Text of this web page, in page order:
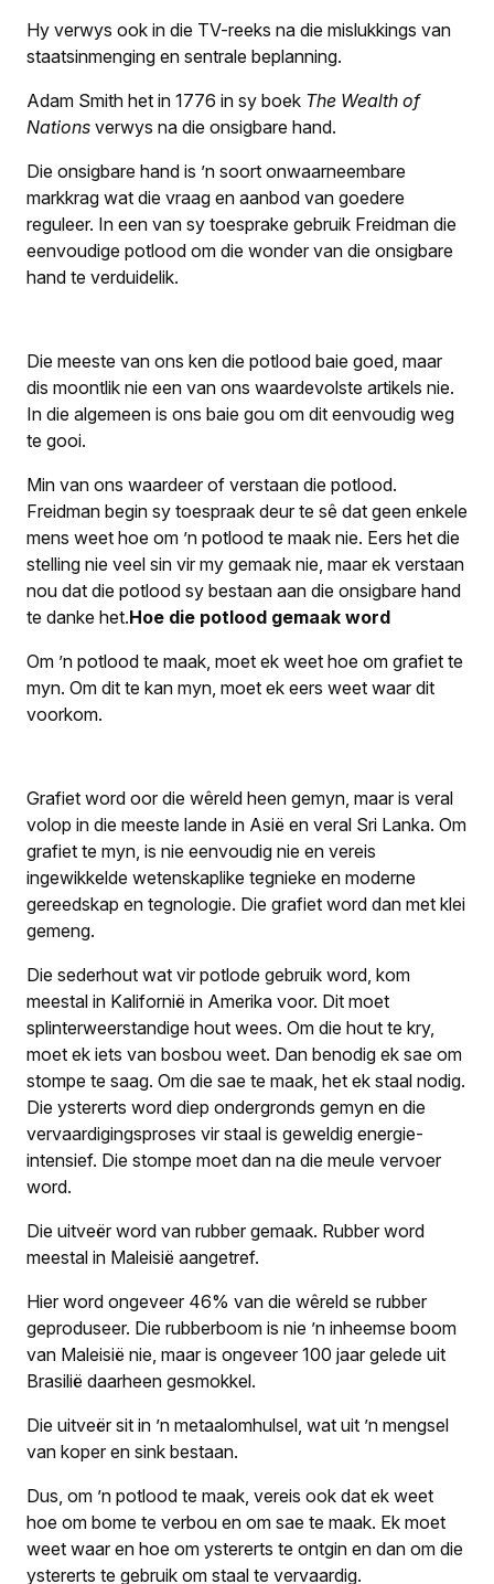
Hy verwys ook in die TV-reeks na die mislukkings van
staatsinmenging en sentrale beplanning.
Adam Smith het in 1776 in sy boek The Wealth of
Nations verwys na die onsigbare hand.
Die onsigbare hand is ’n soort onwaarneembare
markkrag wat die vraag en aanbod van goedere
reguleer. In een van sy toesprake gebruik Freidman die
eenvoudige potlood om die wonder van die onsigbare
hand te verduidelik.
Die meeste van ons ken die potlood baie goed, maar
dis moontlik nie een van ons waardevolste artikels nie.
In die algemeen is ons baie gou om dit eenvoudig weg
te gooi.
Min van ons waardeer of verstaan die potlood.
Freidman begin sy toespraak deur te sê dat geen enkele
mens weet hoe om ’n potlood te maak nie. Eers het die
stelling nie veel sin vir my gemaak nie, maar ek verstaan
nou dat die potlood sy bestaan aan die onsigbare hand
te danke het.Hoe die potlood gemaak word
Om ’n potlood te maak, moet ek weet hoe om grafiet te
myn. Om dit te kan myn, moet ek eers weet waar dit
voorkom.
Grafiet word oor die wêreld heen gemyn, maar is veral
volop in die meeste lande in Asië en veral Sri Lanka. Om
grafiet te myn, is nie eenvoudig nie en vereis
ingewikkelde wetenskaplike tegnieke en moderne
gereedskap en tegnologie. Die grafiet word dan met klei
gemeng.
Die sederhout wat vir potlode gebruik word, kom
meestal in Kalifornië in Amerika voor. Dit moet
splinterweerstandige hout wees. Om die hout te kry,
moet ek iets van bosbou weet. Dan benodig ek sae om
stompe te saag. Om die sae te maak, het ek staal nodig.
Die ystererts word diep ondergronds gemyn en die
vervaardigingsproses vir staal is geweldig energie-
intensief. Die stompe moet dan na die meule vervoer
word.
Die uitveër word van rubber gemaak. Rubber word
meestal in Maleisië aangetref.
Hier word ongeveer 46% van die wêreld se rubber
geproduseer. Die rubberboom is nie ’n inheemse boom
van Maleisië nie, maar is ongeveer 100 jaar gelede uit
Brasilië daarheen gesmokkel.
Die uitveër sit in ’n metaalomhulsel, wat uit ’n mengsel
van koper en sink bestaan.
Dus, om ’n potlood te maak, vereis ook dat ek weet
hoe om bome te verbou en om sae te maak. Ek moet
weet waar en hoe om ystererts te ontgin en dan om die
ystererts te gebruik om staal te vervaardig.